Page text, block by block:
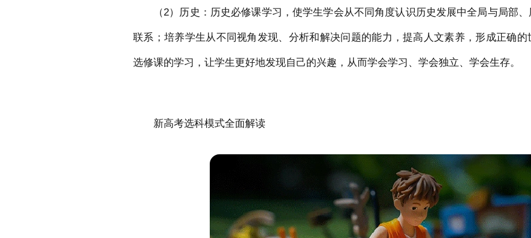
（2）历史：历史必修课学习，使学生学会从不同角度认识历史发展中全局与局部
联系；培养学生从不同视角发现、分析和解决问题的能力，提高人文素养，形成正确
选修课的学习，让学生更好地发现自己的兴趣，从而学会学习、学会独立、学会生存。
新高考选科模式全面解读